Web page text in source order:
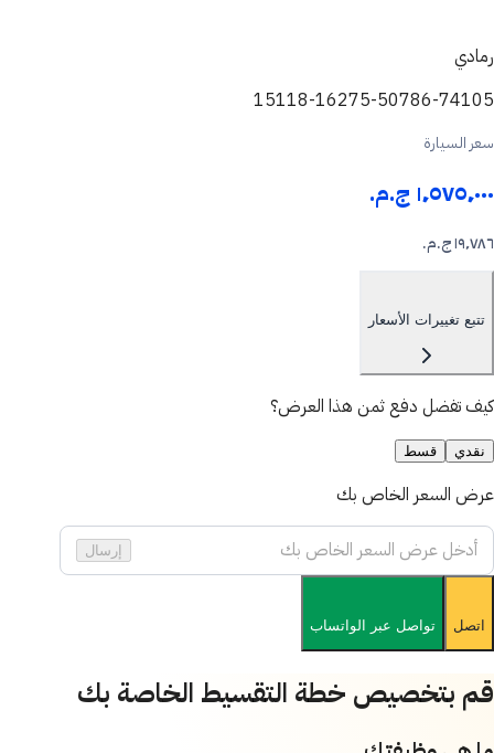
رمادي
15118-16275-50786-74105
سعر السيارة
١٬٥٧٥٬٠٠٠ ج.م.‏
١٩٬٧٨٦ ج.م.‏
تتبع تغييرات الأسعار
كيف تفضل دفع ثمن هذا العرض؟
نقدي قسط
عرض السعر الخاص بك
إرسال
اتصل تواصل عبر الواتساب
قم بتخصيص خطة التقسيط الخاصة بك